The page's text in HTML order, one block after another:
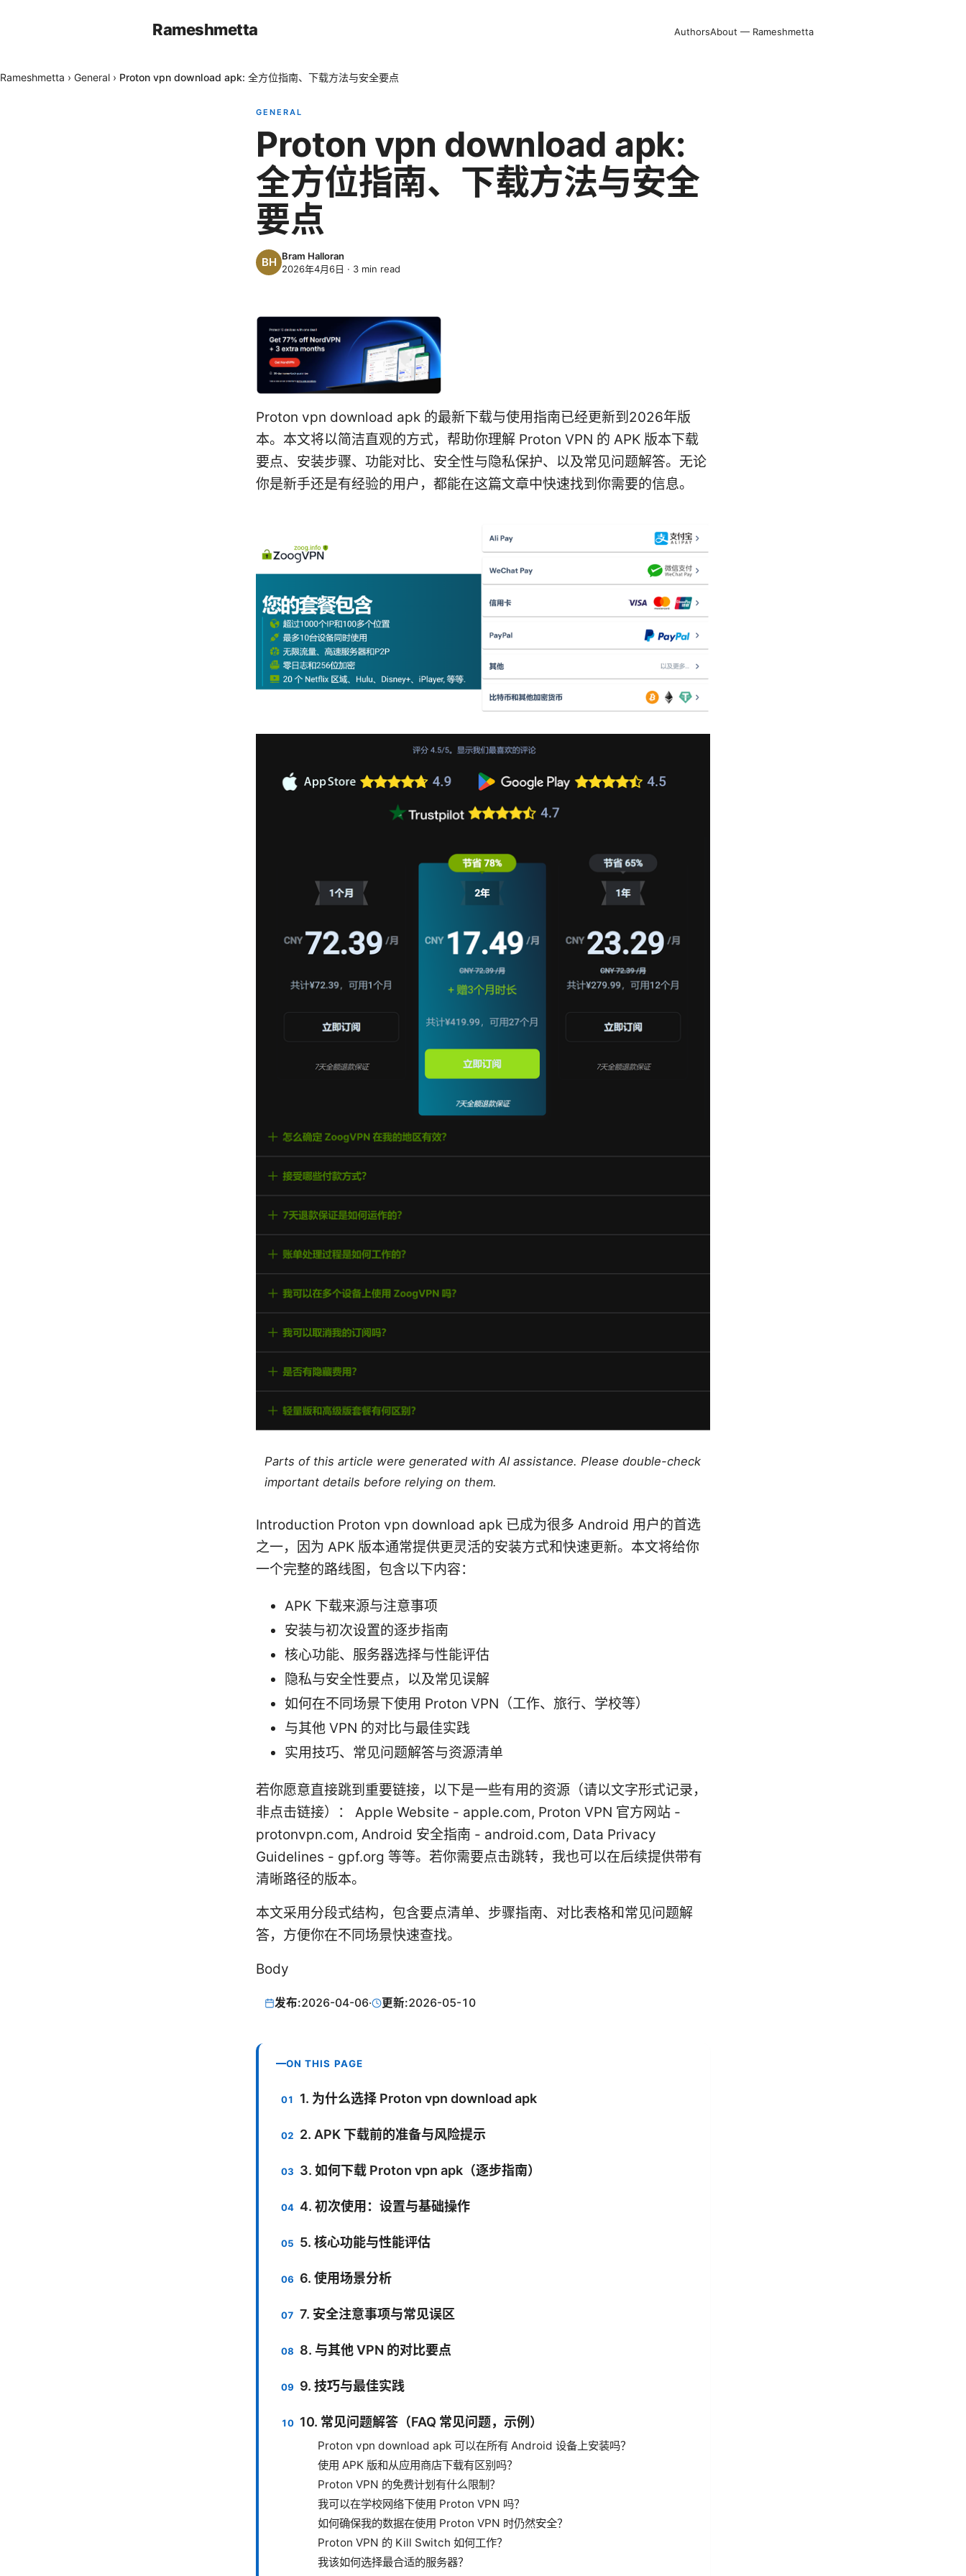
Rameshmetta AuthorsAbout — Rameshmetta
Rameshmetta › General › Proton vpn download apk: 全方位指南、下载方法与安全要点
GENERAL
Proton vpn download apk:
全方位指南、下载方法与安全
要点
Bram Halloran
2026年4月6日 · 3 min read
Proton vpn download apk 的最新下载与使用指南已经更新到2026年版
本。本文将以简洁直观的方式，帮助你理解 Proton VPN 的 APK 版本下载
要点、安装步骤、功能对比、安全性与隐私保护、以及常见问题解答。无论
你是新手还是有经验的用户，都能在这篇文章中快速找到你需要的信息。
Parts of this article were generated with AI assistance. Please double-check
important details before relying on them.
Introduction Proton vpn download apk 已成为很多 Android 用户的首选
之一，因为 APK 版本通常提供更灵活的安装方式和快速更新。本文将给你
一个完整的路线图，包含以下内容：
APK 下载来源与注意事项
安装与初次设置的逐步指南
核心功能、服务器选择与性能评估
隐私与安全性要点，以及常见误解
如何在不同场景下使用 Proton VPN（工作、旅行、学校等）
与其他 VPN 的对比与最佳实践
实用技巧、常见问题解答与资源清单
若你愿意直接跳到重要链接，以下是一些有用的资源（请以文字形式记录，
非点击链接）： Apple Website - apple.com, Proton VPN 官方网站 -
protonvpn.com, Android 安全指南 - android.com, Data Privacy
Guidelines - gpf.org 等等。若你需要点击跳转，我也可以在后续提供带有
清晰路径的版本。
本文采用分段式结构，包含要点清单、步骤指南、对比表格和常见问题解
答，方便你在不同场景快速查找。
Body
发布:2026-04-06· 更新:2026-05-10
ON THIS PAGE
1. 为什么选择 Proton vpn download apk
2. APK 下载前的准备与风险提示
3. 如何下载 Proton vpn apk（逐步指南）
4. 初次使用：设置与基础操作
5. 核心功能与性能评估
6. 使用场景分析
7. 安全注意事项与常见误区
8. 与其他 VPN 的对比要点
9. 技巧与最佳实践
10. 常见问题解答（FAQ 常见问题，示例）
Proton vpn download apk 可以在所有 Android 设备上安装吗？
使用 APK 版和从应用商店下载有区别吗？
Proton VPN 的免费计划有什么限制？
我可以在学校网络下使用 Proton VPN 吗？
如何确保我的数据在使用 Proton VPN 时仍然安全？
Proton VPN 的 Kill Switch 如何工作？
我该如何选择最合适的服务器？